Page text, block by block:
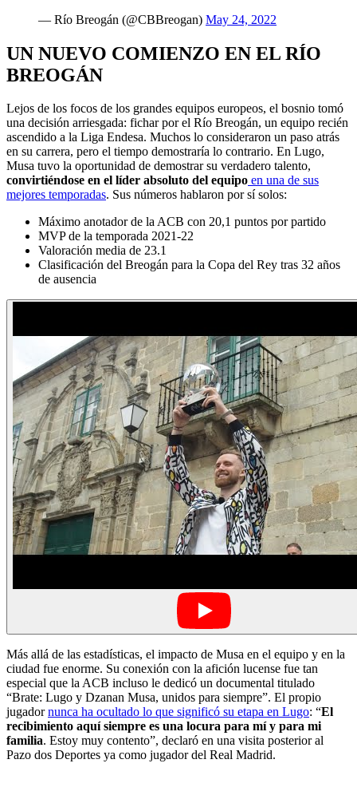
— Río Breogán (@CBBreogan) May 24, 2022
UN NUEVO COMIENZO EN EL RÍO
BREOGÁN
Lejos de los focos de los grandes equipos europeos, el bosnio tomó
una decisión arriesgada: fichar por el Río Breogán, un equipo recién
ascendido a la Liga Endesa. Muchos lo consideraron un paso atrás
en su carrera, pero el tiempo demostraría lo contrario. En Lugo,
Musa tuvo la oportunidad de demostrar su verdadero talento,
convirtiéndose en el líder absoluto del equipo en una de sus
mejores temporadas. Sus números hablaron por sí solos:
Máximo anotador de la ACB con 20,1 puntos por partido
MVP de la temporada 2021-22
Valoración media de 23.1
Clasificación del Breogán para la Copa del Rey tras 32 años
de ausencia
Más allá de las estadísticas, el impacto de Musa en el equipo y en la
ciudad fue enorme. Su conexión con la afición lucense fue tan
especial que la ACB incluso le dedicó un documental titulado
“Brate: Lugo y Dzanan Musa, unidos para siempre”. El propio
jugadornunca ha ocultado lo que significó su etapa en Lugo: “El
recibimiento aquí siempre es una locura para mí y para mi
familia. Estoy muy contento”, declaró en una visita posterior al
Pazo dos Deportes ya como jugador del Real Madrid.